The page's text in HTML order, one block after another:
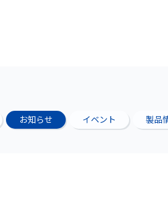
お知らせ イベント 製品